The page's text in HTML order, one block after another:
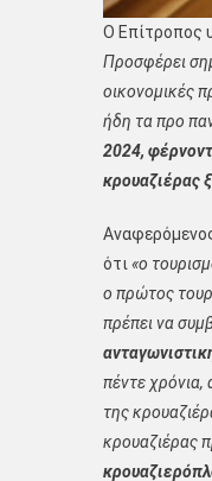
Ο Επίτροπος
Προσφέρει
οικονομικές
ήδη τα προ
2024,
κρουαζιέρας
ότι«ο
ο πρώτος
πρέπει να
πέντε χρόνια,
της
κρουαζιέρας